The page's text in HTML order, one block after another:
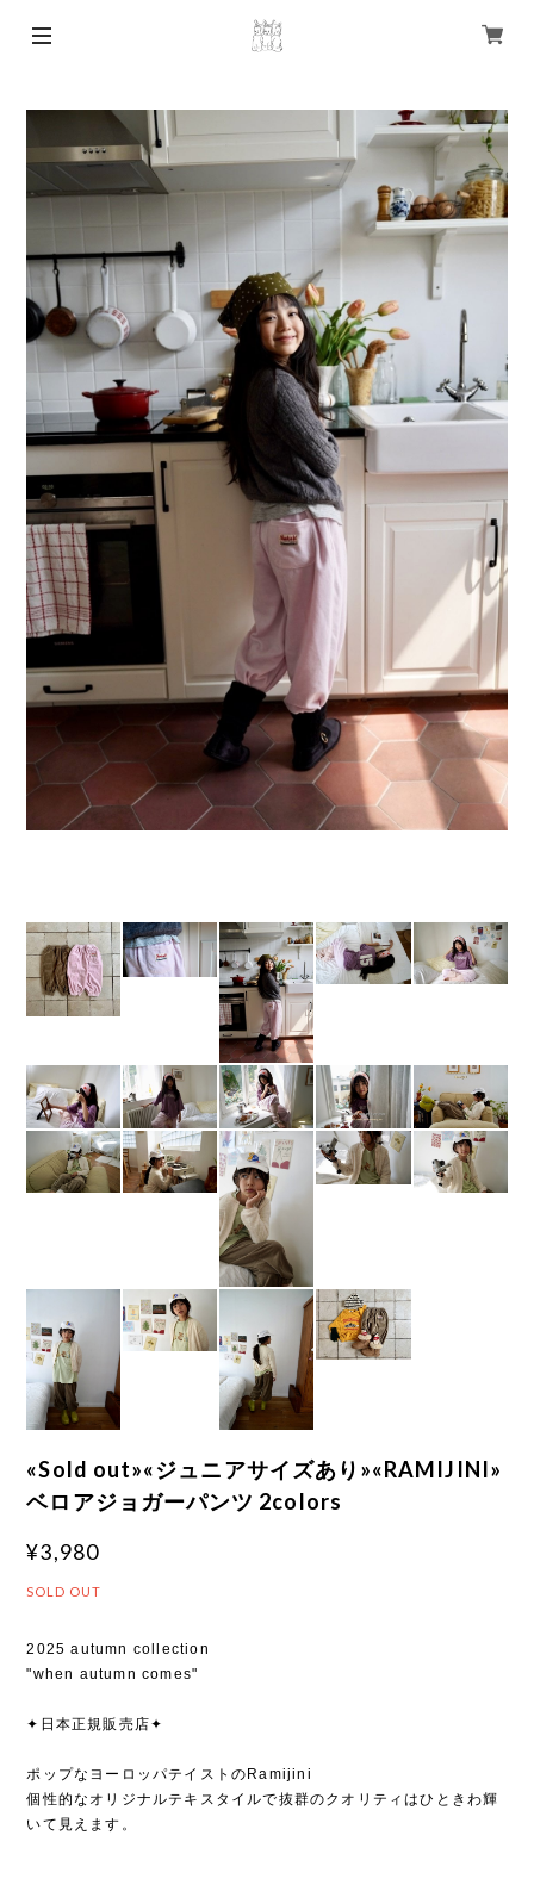
«Sold out»«ジュニアサイズあり»«RAMIJINI»
ベロアジョガーパンツ 2colors
¥3,980
SOLD OUT
2025 autumn collection
"when autumn comes"
✦日本正規販売店✦
ポップなヨーロッパテイストのRamijini
個性的なオリジナルテキスタイルで抜群のクオリティはひときわ輝
いて見えます。